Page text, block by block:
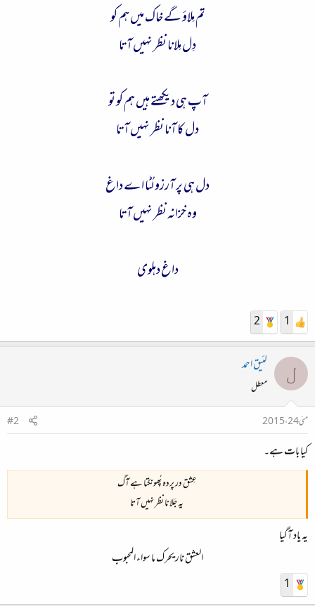
تم مِلاؤ گے خاک میں ہم کو
دِل مِلانا نظر نہیں آتا
آپ ہی دیکھتے ہیں ہم کو تو
دل کا آنا نظر نہیں آتا
دل ہی پر آرزو لُٹا اے داغ
وہ خزانہ نظر نہیں آتا
داغ دہلوی
1
2
ل لئیق احمد
معطل
مئی 24، 2015
#2
کیا بات ہے۔
عِشق در پردہ پُھونکتا ہے آگ
یہ جَلانا نظر نہیں آتا
یہ یاد آگیا
العشق نار یحرک ما سواء المحبوب​
1